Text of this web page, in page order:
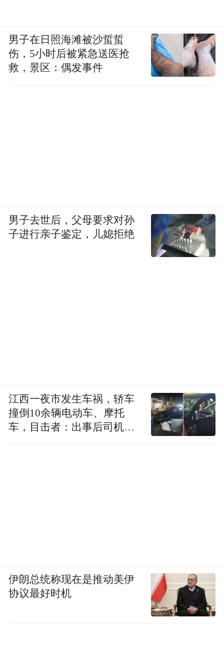
男子在日照海滩被沙蜇蜇
伤，5小时后被紧急送医抢
救，景区：偶发事件
男子去世后，父母要求对孙
子进行亲子鉴定，儿媳拒绝
江西一夜市发生车祸，轿车
撞倒10余辆电动车、摩托
车，目击者：出事后司机一
伊朗总统称现在是推动美伊
协议最好时机